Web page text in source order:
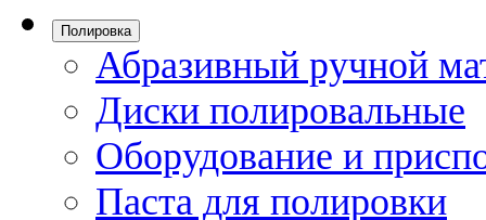
Полировка
Абразивный ручной
Диски полировальные
Оборудование и
Паста для полировки